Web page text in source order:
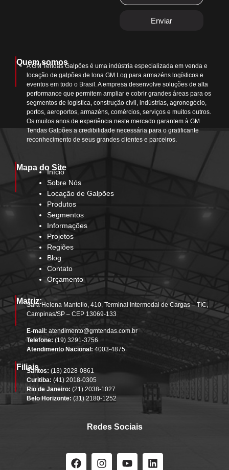
Enviar
Quem somos
A GM Tendas Galpões é uma indústria especializada em venda e
locação de galpões de lona GM Log para armazéns logísticos e
eventos em todo o Brasil. A empresa desenvolve soluções de alta
performance que permitem ampliar e cobrir grandes áreas para os
segmentos de logística, construção civil, indústrias, agronegócio,
portos, aeroportos, armazéns, comércios, serviços e muitos outros.
Os muitos anos de experiência neste mercado garantem à GM
Tendas Galpões a credibilidade necessária para o gratificante
reconhecimento de seus grandes clientes e parceiros.
Mapa do Site
Início
Sobre Nós
Locação de Galpões
Produtos
Segmentos
Informações
Projetos
Regiões
Blog
Contato
Orçamento
Matriz:
Sara Helena Mantello, 410, Terminal Intermodal de Cargas – TIC,
Campinas/SP – CEP 13069-133
E-mail: atendimento@gmtendas.com.br
Telefone: (19) 3291-3756
Atendimento Nacional: 4003-4875
Filiais
Santos: (13) 2028-0861
Curitiba: (41) 2018-0305
Rio de Janeiro: (21) 2038-1027
Belo Horizonte: (31) 2180-1252
Redes Sociais